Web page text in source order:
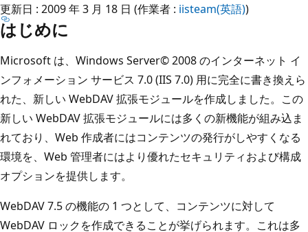
更新日 : 2009 年 3 月 18 日 (作業者 : iisteam(英語))
はじめに
Microsoft は、Windows Server© 2008 のインターネット イ
ンフォメーション サービス 7.0 (IIS 7.0) 用に完全に書き換えら
れた、新しい WebDAV 拡張モジュールを作成しました。この
新しい WebDAV 拡張モジュールには多くの新機能が組み込ま
れており、Web 作成者にはコンテンツの発行がしやすくなる
環境を、Web 管理者にはより優れたセキュリティおよび構成
オプションを提供します。
WebDAV 7.5 の機能の 1 つとして、コンテンツに対して
WebDAV ロックを作成できることが挙げられます。これは多